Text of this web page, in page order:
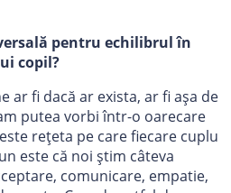
pentru echilibrul în
copil?
ar fi dacă ar exista, ar fi așa de
putea vorbi într-o oarecare
rețeta pe care fiecare cuplu
este că noi știm câteva
comunicare, empatie,